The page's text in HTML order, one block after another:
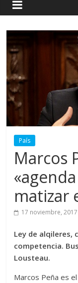
País
Marcos
matizar
17 noviembre, 2017
Ley de alqileres,
competencia.
Lousteau.
Marcos Peña es